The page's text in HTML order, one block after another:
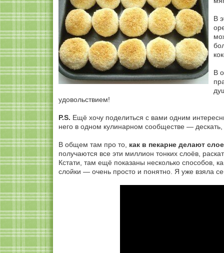
В
В
удовольствием!
P.S. Ещё хочу поделиться с вами одним
него в одном кулинарном сообществе —
В общем там про то, как в пекарне делают
получаются все эти миллион тонких слоёв,
Кстати, там ещё показаны несколько способов,
слойки — очень просто и понятно. Я уже взяла